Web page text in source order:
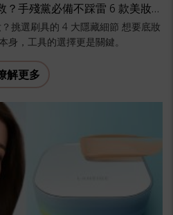
手殘黨必備不踩雷 6 款美妝工
推薦！
挑選刷具的 4 大隱藏細節 想要底妝
身，工具的選擇更是關鍵。
解更多